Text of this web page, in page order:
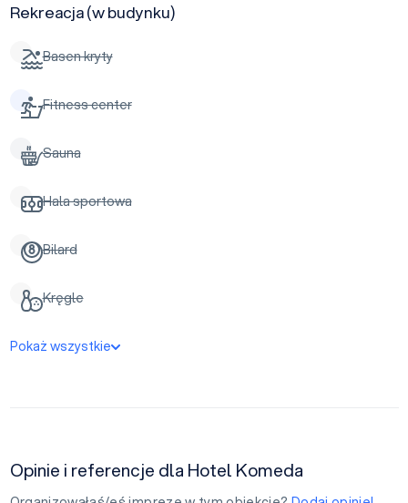
Rekreacja (w budynku)
Basen kryty
Fitness center
Sauna
Hala sportowa
Bilard
Kręgle
Pokaż wszystkie
Opinie i referencje dla Hotel Komeda